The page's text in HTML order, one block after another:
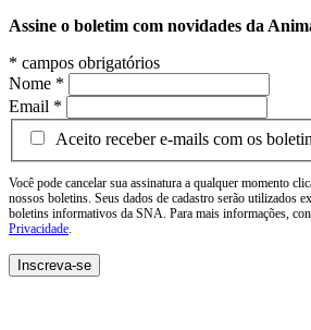
Assine o boletim com novidades da
* campos obrigatórios
Nome *
Email *
Aceito receber e-mails com os
Você pode cancelar sua assinatura a qualquer momento
nossos boletins. Seus dados de cadastro serão utilizados
boletins informativos da SNA. Para mais informações,
Privacidade.